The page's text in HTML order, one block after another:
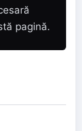
pagină.